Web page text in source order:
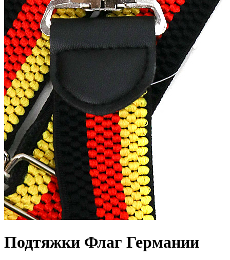
Подтяжки Флаг Германии